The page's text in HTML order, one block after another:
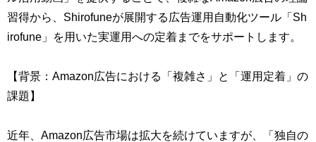
習得から、Shirofuneが展開する広告運用自動化ツール「Sh
irofune」を用いた実運用への定着までをサポートします。
【背景：Amazon広告における「複雑さ」と「運用定着」の
課題】
近年、Amazon広告市場は拡大を続けていますが、「独自の